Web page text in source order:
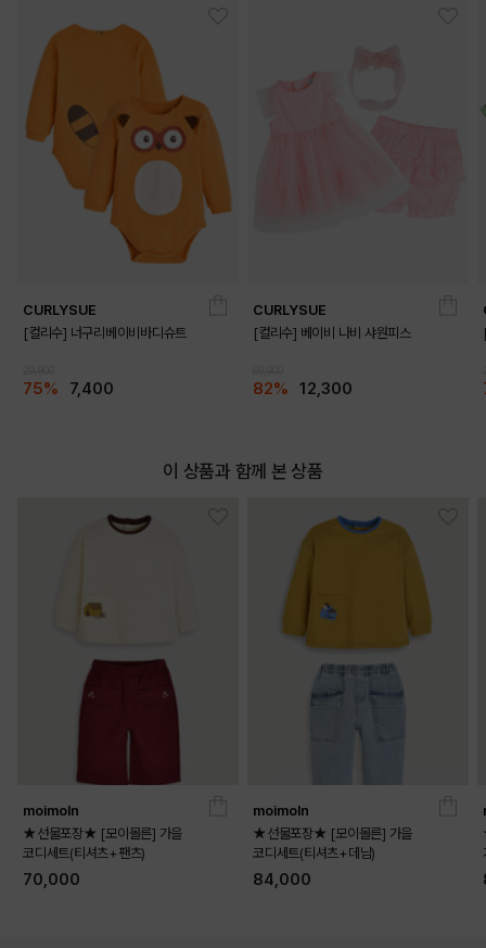
CURLYSUE
[컬리수] 너구리베이비바디슈트
75% 7,400
CURLYSUE
[컬리수] 베이비 나비 샤원피스
82% 12,300
이 상품과 함께 본 상품
moimoln
★선물포장★ [모이몰른] 가을
코디세트(티셔츠+팬츠)
70,000
moimoln
★선물포장★ [모이몰른] 가을
코디세트(티셔츠+데님)
84,000